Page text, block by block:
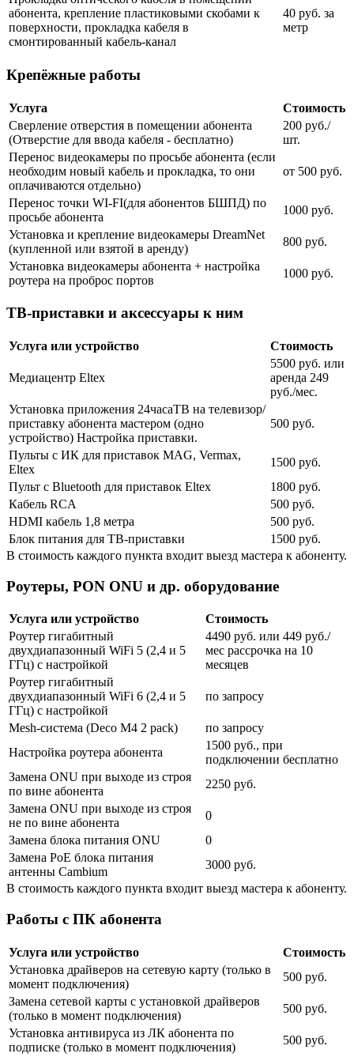
абонента, крепление пластиковыми скобами к
поверхности, прокладка кабеля в
смонтированный кабель-канал
40 руб. за
метр
Крепёжные работы
Услуга
Стоимость
Сверление отверстия в помещении абонента
(Отверстие для ввода кабеля - бесплатно)
200 руб./
шт.
Перенос видеокамеры по просьбе абонента (если
необходим новый кабель и прокладка, то они
оплачиваются отдельно)
от 500 руб.
Перенос точки WI-FI(для абонентов БШПД) по
просьбе абонента
1000 руб.
Установка и крепление видеокамеры DreamNet
(купленной или взятой в аренду)
800 руб.
Установка видеокамеры абонента + настройка
роутера на проброс портов
1000 руб.
ТВ-приставки и аксессуары к ним
Услуга или устройство Стоимость
Медиацентр Eltex
5500 руб. или
аренда 249
руб./мес.
Установка приложения 24часаТВ на телевизор/
приставку абонента мастером (одно
устройство) Настройка приставки.
500 руб.
Пульты с ИК для приставок MAG, Vermax,
Eltex
1500 руб.
Пульт с Bluetooth для приставок Eltex
1800 руб.
Кабель RCA
500 руб.
HDMI кабель 1,8 метра
500 руб.
Блок питания для ТВ-приставки
1500 руб.
В стоимость каждого пункта входит выезд мастера к абоненту.
Роутеры, PON ONU и др. оборудование
Услуга или устройство
Стоимость
Роутер гигабитный
двухдиапазонный WiFi 5 (2,4 и 5
ГГц) с настройкой
4490 руб. или 449 руб./
мес рассрочка на 10
месяцев
Роутер гигабитный
двухдиапазонный WiFi 6 (2,4 и 5
ГГц) с настройкой
по запросу
Mesh-система (Deco M4 2 pack)
по запросу
Настройка роутера абонента
1500 руб., при
подключении бесплатно
Замена ONU при выходе из строя
по вине абонента
2250 руб.
Замена ONU при выходе из строя
не по вине абонента
0
Замена блока питания ONU
0
Замена PoE блока питания
антенны Cambium
3000 руб.
В стоимость каждого пункта входит выезд мастера к абоненту.
Работы с ПК абонента
Услуга или устройство
Стоимость
Установка драйверов на сетевую карту (только в
момент подключения)
500 руб.
Замена сетевой карты с установкой драйверов
(только в момент подключения)
500 руб.
Установка антивируса из ЛК абонента по
подписке (только в момент подключения)
500 руб.